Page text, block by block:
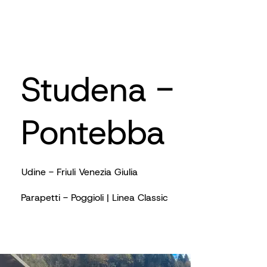
Studena -
Pontebba
Udine - Friuli Venezia Giulia
Parapetti - Poggioli | Linea Classic